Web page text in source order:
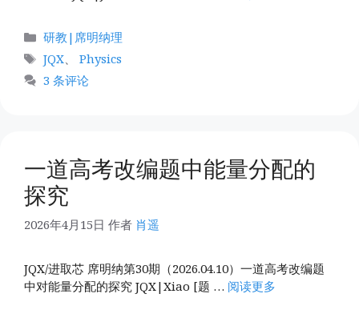
分
类
研教|席明纳理
标
签
JQX
Physics
3 条评论
一道高考改编题中能量分配的
探究
2026年4月15日 作者 肖遥
JQX/进取芯 席明纳第30期（2026.04.10）一道高考改编题
中对能量分配的探究 JQX|Xiao [题 … 阅读更多